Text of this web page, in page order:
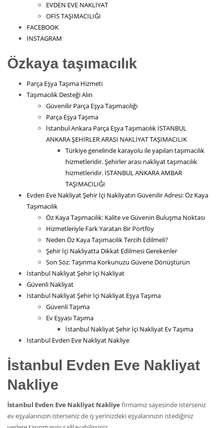
EVDEN EVE NAKLİYAT
OFİS TAŞIMACILIĞI
FACEBOOK
İNSTAGRAM
Özkaya taşımacılık
Parça Eşya Taşıma Hizmeti
Taşımacılık Desteği Alın
Güvenilir Parça Eşya Taşımacılığı
Parça Eşya Taşıma
İstanbul Ankara Parça Eşya Taşımacılık İSTANBUL
ANKARA ŞEHİRLER ARASI NAKLİYAT TAŞIMACILIK
Türkiye genelinde karayolu ile yapılan taşımacılık
hizmetleridir. Şehirler arası nakliyat taşımacılık
hizmetleridir. İSTANBUL ANKARA AMBAR
TAŞIMACILIĞI
Evden Eve Nakliyat Şehir İçi Nakliyatın Güvenilir Adresi: Öz Kaya
Taşımacılık
Öz Kaya Taşımacılık: Kalite ve Güvenin Buluşma Noktası
Hizmetleriyle Fark Yaratan Bir Portföy
Neden Öz Kaya Taşımacılık Tercih Edilmeli?
Şehir İçi Nakliyatta Dikkat Edilmesi Gerekenler
Son Söz: Taşınma Korkunuzu Güvene Dönüştürün
İstanbul Nakliyat Şehir İçi Nakliyat
Güvenli Nakliyat
İstanbul Nakliyat Şehir İçi Nakliyat Eşya Taşıma
Güvenli Taşıma
Ev Eşyası Taşıma
İstanbul Nakliyat Şehir İçi Nakliyat Ev Taşıma
İstanbul Evden Eve Nakliyat Nakliye
İstanbul Evden Eve Nakliyat
Nakliye
İstanbul Evden Eve Nakliyat Nakliye firmamız sayesinde isterseniz
ev eşyalarınızın isterseniz de iş yerinizdeki eşyalarınızın istediğiniz